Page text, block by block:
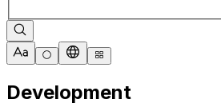
Development